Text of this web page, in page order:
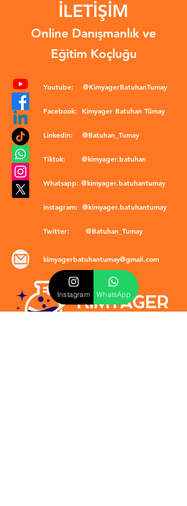
İLETİŞİM
Online Danışmanlık ve
Eğitim Koçluğu
Youtube: @KimyagerBatuhanTumay
Facebook: Kimyager Batuhan Tümay
Linkedin: @Batuhan_Tumay
Tiktok: @kimyager.batuhan
Whatsapp: @kimyager.batuhantumay
Instagram: @kimyager.batuhantumay
Twitter: @Batuhan_Tumay
kimyagerbatuhantumay@gmail.com
Instagram WhatsApp